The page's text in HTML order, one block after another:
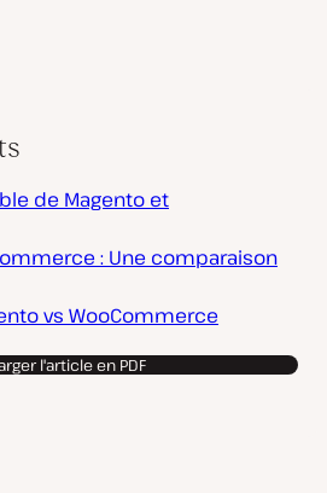
de Magento et
: Une comparaison
vs WooCommerce
l'article en PDF